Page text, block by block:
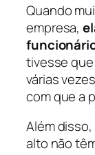
Quando
empresa,
tivesse
várias
com que a
Além
alto não